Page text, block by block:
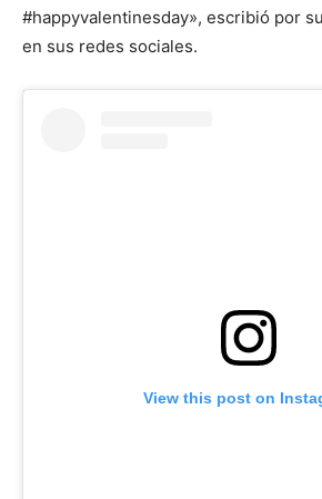
#happyvalentinesday», escribió por
en sus redes sociales.
View this post on